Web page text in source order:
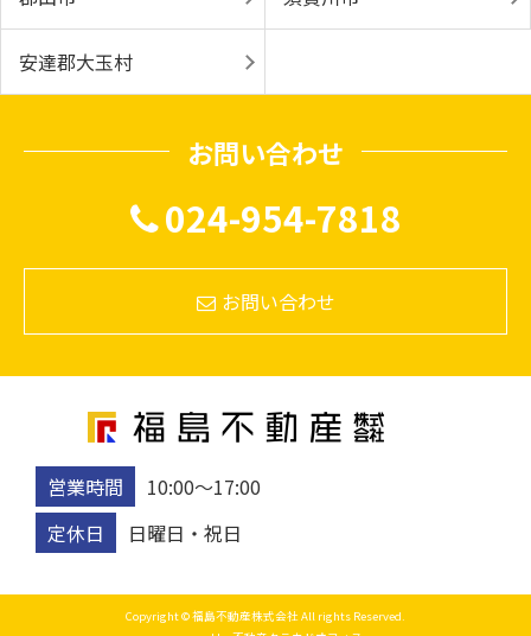
安達郡大玉村
お問い合わせ
024-954-7818
お問い合わせ
営業時間
10:00〜17:00
定休日
日曜日・祝日
Copyright © 福島不動産株式会社 All rights Reserved.